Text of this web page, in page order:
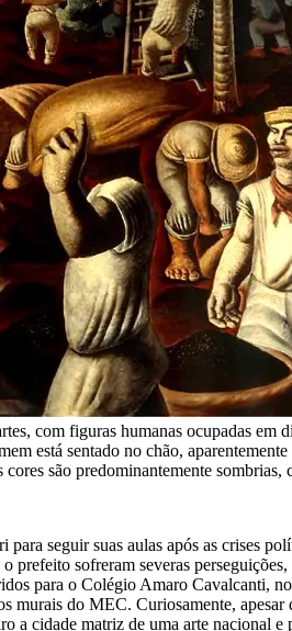
com figuras humanas ocupadas em
está sentado no chão,
são predominantemente
seguir suas aulas após as crises
prefeito sofreram severas
para o Colégio Amaro Cavalcanti,
murais do MEC. Curiosamente,
a cidade matriz de uma arte nacional e